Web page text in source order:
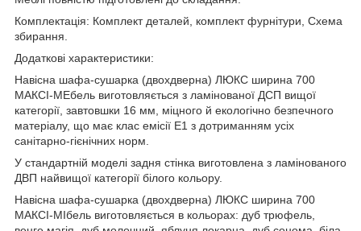
Комплектація: Комплект деталей, комплект фурнітури, Схема
збирання.
Додаткові характеристики:
Навісна шафа-сушарка (двохдверна) ЛЮКС ширина 700
МАКСІ-МЕбель виготовляється з ламінованої ДСП вищої
категорії, завтовшки 16 мм, міцного й екологічно безпечного
матеріалу, що має клас емісії Е1 з дотриманням усіх
санітарно-гієнічних норм.
У стандартній моделі задня стінка виготовлена з ламінованого
ДВП найвищої категорії білого кольору.
Навісна шафа-сушарка (двохдверна) ЛЮКС ширина 700
МАКСІ-МІбель виготовляється в кольорах: дуб трюфель,